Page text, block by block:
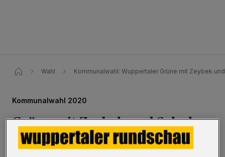
Wahl Kommunalwahl: Wuppertaler Grüne mit Zeybek
Kommunalwahl 2020
Grüne mit Zeybek und Schulz
an der Spitze